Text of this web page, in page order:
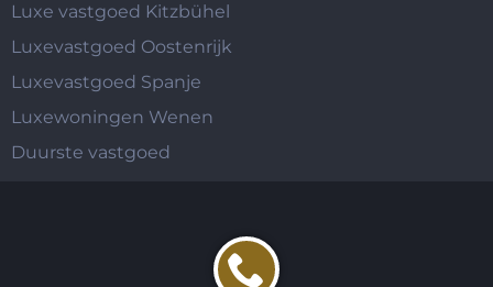
Luxe vastgoed Kitzbühel
Luxevastgoed Oostenrijk
Luxevastgoed Spanje
Luxewoningen Wenen
Duurste vastgoed